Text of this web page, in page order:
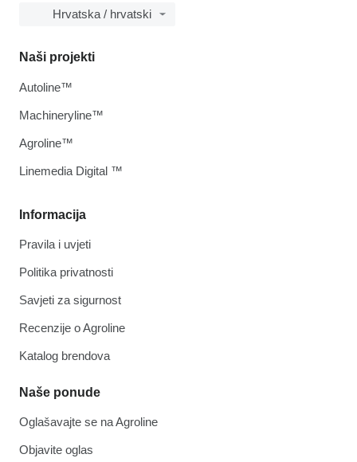
Hrvatska / hrvatski
Informacija
Pravila i uvjeti
Politika privatnosti
Savjeti za sigurnost
Recenzije o Agroline
Katalog brendova
Naše ponude
Oglašavajte se na Agroline
Objavite oglas
Naši projekti
Autoline™
Machineryline™
Agroline™
Linemedia Digital ™